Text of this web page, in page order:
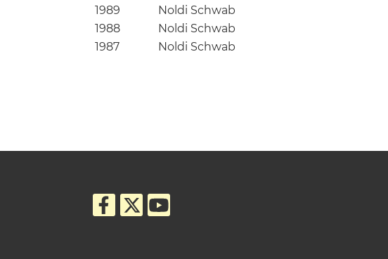
1989
Noldi Schwab
1988
Noldi Schwab
1987
Noldi Schwab